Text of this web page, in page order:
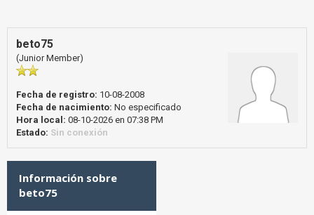
beto75
(Junior Member)
Fecha de registro: 10-08-2008
Fecha de nacimiento: No especificado
Hora local: 08-10-2026 en 07:38 PM
Estado: Sin conexión
Información sobre
beto75